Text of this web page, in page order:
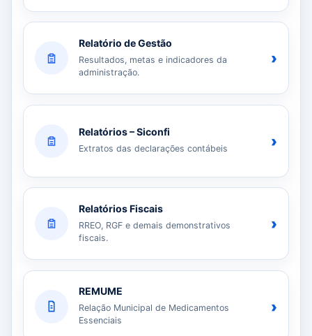
Relatório de Gestão
Resultados, metas e indicadores da
administração.
›
Relatórios – Siconfi
Extratos das declarações contábeis ›
Relatórios Fiscais
RREO, RGF e demais demonstrativos
fiscais.
›
REMUME
Relação Municipal de Medicamentos
Essenciais
›